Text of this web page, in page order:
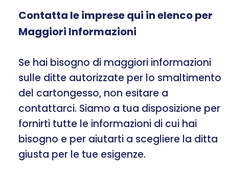
Contatta le imprese qui in elenco per
Maggiori Informazioni
Se hai bisogno di maggiori informazioni
sulle ditte autorizzate per lo smaltimento
del cartongesso, non esitare a
contattarci. Siamo a tua disposizione per
fornirti tutte le informazioni di cui hai
bisogno e per aiutarti a scegliere la ditta
giusta per le tue esigenze.